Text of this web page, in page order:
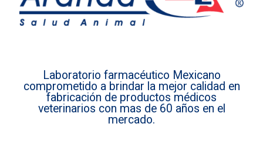
Laboratorio farmacéutico Mexicano
comprometido a brindar la mejor calidad en
fabricación de productos médicos
veterinarios con mas de 60 años en el
mercado.